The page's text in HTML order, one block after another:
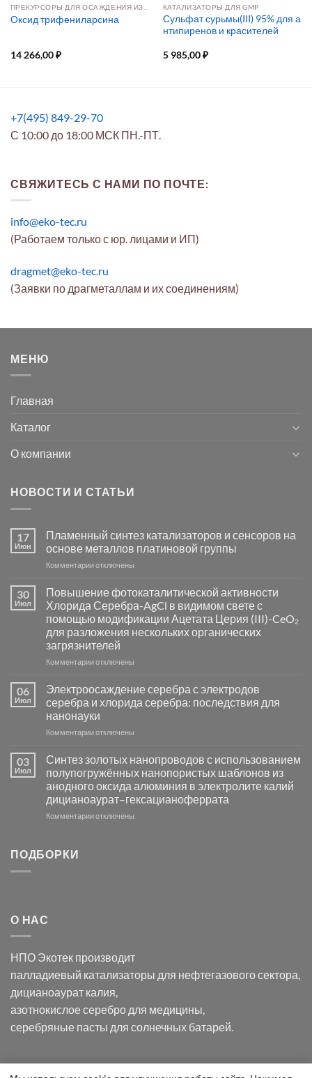
Оксид трифениларсина
14 266,00₽
КАТАЛИЗАТОРЫ ДЛЯ GMP
Сульфат сурьмы(III) 95% для а
нтипиренов и красителей
5 985,00₽
+7(495) 849-29-70
С 10:00 до 18:00 МСК ПН.-ПТ.
СВЯЖИТЕСЬ С НАМИ ПО ПОЧТЕ:
info@eko-tec.ru
(Работаем только с юр. лицами и ИП)
dragmet@eko-tec.ru
(Заявки по драгметаллам и их соединениям)
МЕНЮ
Главная
Каталог
О компании
НОВОСТИ И СТАТЬИ
17
Июн
Пламенный синтез катализаторов и сенсоров на
основе металлов платиновой группы
Комментариик
Пламенный
синтез
катализаторов
и
сенсоров
на
основе
группы
отключены
30
Июл
Повышение фотокаталитической активности
Хлорида Серебра-AgCl в видимом свете с
помощью модификации Ацетата Церия (III)-CeO₂
для разложения нескольких органических
загрязнителей
Комментариик
фотокаталитической
активности
Хлорида
Серебра-
в
видимом
свете
с
помощью
модификации
отключены
06
Июл
Электроосаждение серебра с электродов
серебра и хлорида серебра: последствия для
нанонауки
Комментариик
серебра
с
электродов
серебра
и
отключены
03
Июл
Синтез золотых нанопроводов с использованием
полупогружённых нанопористых шаблонов из
анодного оксида алюминия в электролите калий
дицианоаурат–гексацианоферрата
Комментариик
оксида
в
электролите
калий
дицианоаурат–
гексацианоферрата
отключены
ПОДБОРКИ
О НАС
НПО Экотек производит
палладиевый катализаторы для нефтегазового сектора,
дицианоаурат калия,
азотнокислое серебро для медицины,
серебряные пасты для солнечных батарей.